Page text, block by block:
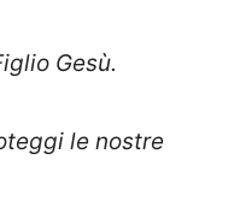
Gesù.
le nostre